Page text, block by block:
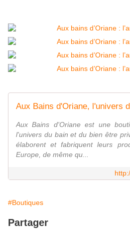
Aux Bains d'Oriane est une
l'univers du bain et du bien être
élaborent et fabriquent leurs
Europe, de même qu...
#Boutiques
Partager